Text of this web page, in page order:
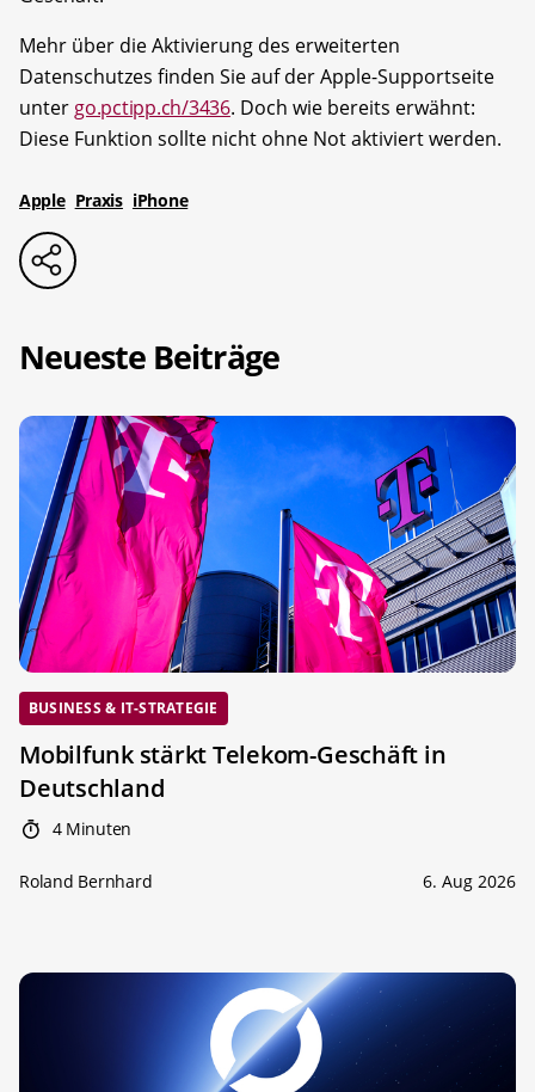
Mehr über die Aktivierung des erweiterten
Datenschutzes finden Sie auf der Apple-Supportseite
unter go.pctipp.ch/3436. Doch wie bereits erwähnt:
Diese Funktion sollte nicht ohne Not aktiviert werden.
Apple Praxis iPhone
Neueste Beiträge
BUSINESS & IT-STRATEGIE
Mobilfunk stärkt Telekom-Geschäft in
Deutschland
4 Minuten
Roland Bernhard 6. Aug 2026